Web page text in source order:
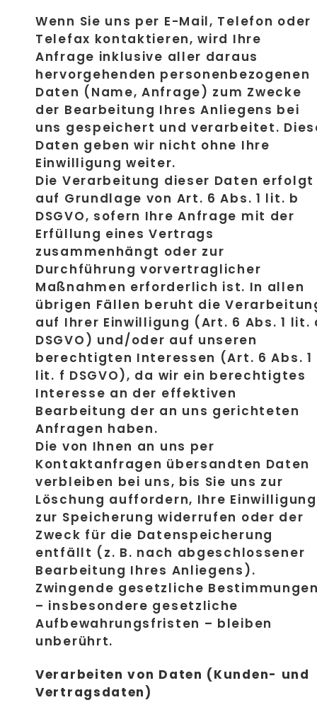
Wenn Sie uns per E-Mail, Telefon oder
Telefax kontaktieren, wird Ihre
Anfrage inklusive aller daraus
hervorgehenden personenbezogenen
Daten (Name, Anfrage) zum Zwecke
der Bearbeitung Ihres Anliegens bei
uns gespeichert und verarbeitet.
Daten geben wir nicht ohne Ihre
Einwilligung weiter.
Die Verarbeitung dieser Daten erfolgt
auf Grundlage von Art. 6 Abs. 1 lit. b
DSGVO, sofern Ihre Anfrage mit der
Erfüllung eines Vertrags
zusammenhängt oder zur
Durchführung vorvertraglicher
Maßnahmen erforderlich ist. In allen
übrigen Fällen beruht die
auf Ihrer Einwilligung (Art. 6 Abs. 1 lit.
DSGVO) und/oder auf unseren
berechtigten Interessen (Art. 6 Abs. 1
lit. f DSGVO), da wir ein berechtigtes
Interesse an der effektiven
Bearbeitung der an uns gerichteten
Anfragen haben.
Die von Ihnen an uns per
Kontaktanfragen übersandten Daten
verbleiben bei uns, bis Sie uns zur
Löschung auffordern, Ihre Einwilligung
zur Speicherung widerrufen oder der
Zweck für die Datenspeicherung
entfällt (z. B. nach abgeschlossener
Bearbeitung Ihres Anliegens).
Zwingende gesetzliche
– insbesondere gesetzliche
Aufbewahrungsfristen – bleiben
unberührt.
Verarbeiten von Daten (Kunden- und
Vertragsdaten)